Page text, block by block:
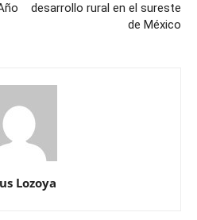
desarrollo rural en el sureste
de México
Lozoya